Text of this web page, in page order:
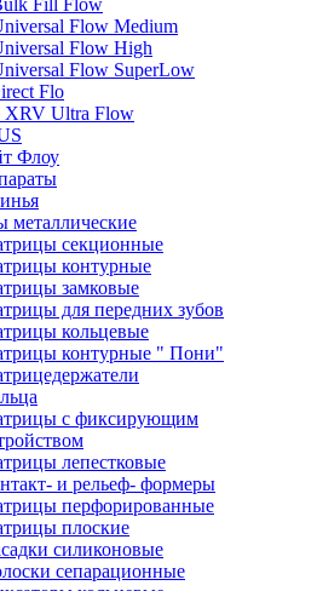
Fill Flow
Flow Medium
Flow High
Flow SuperLow
Flo
XRV Ultra Flow
Флоу
металлические
секционные
контурные
замковые
для передних зубов
кольцевые
контурные " Пони"
с фиксирующим
лепестковые
и рельеф- формеры
перфорированные
плоские
силиконовые
сепарационные